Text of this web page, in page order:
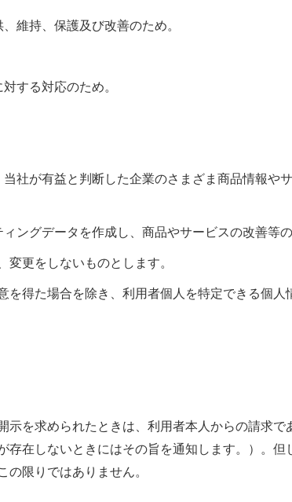
維持、保護及び改善のため。
する対応のため。
社が有益と判断した企業のさまざま商品情報や
ングデータを作成し、商品やサービスの改善等の
更をしないものとします。
得た場合を除き、利用者個人を特定できる個人
を求められたときは、利用者本人からの請求で
在しないときにはその旨を通知します。）。但
限りではありません。